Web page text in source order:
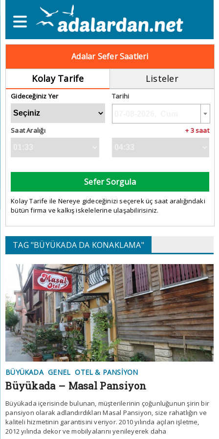
Adalar Sefer Saatleri
Kolay Tarife Listeler
Gideceğiniz Yer Tarihi
Saat Aralığı + 3 saat
Sefer Sorgula
Kolay Tarife ile Nereye gideceğinizi seçerek üç saat aralığındaki
bütün firma ve kalkış iskelelerine ulaşabilirisiniz.
TAG "BÜYÜKADA DA KONAKLAMA"
BÜYÜKADA GENEL OTEL & PANSIYON
Büyükada – Masal Pansiyon
Büyükada içerisinde bulunan, müşterilerinin çoğunluğunun şirin bir
pansiyon olarak adlandırdıkları Masal Pansiyon, size rahatlığın ve
kaliteli hizmetinin garantisini veriyor. 2010 yılında açılan işletme,
2012 yılında dekor ve mobilyalarını yenileyerek daha